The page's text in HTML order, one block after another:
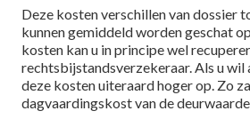
Deze kosten verschillen van dossier
kunnen gemiddeld worden geschat
kosten kan u in principe wel
rechtsbijstandsverzekeraar. Als u wil
deze kosten uiteraard hoger op. Zo
dagvaardingskost van de